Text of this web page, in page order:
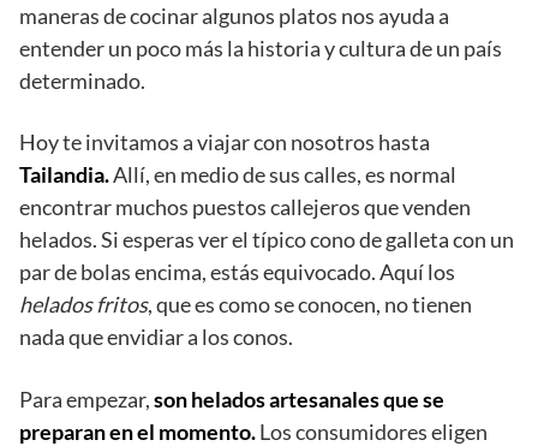
maneras de cocinar algunos platos nos ayuda a
entender un poco más la historia y cultura de un país
determinado.
Hoy te invitamos a viajar con nosotros hasta
Tailandia.Allí, en medio de sus calles, es normal
encontrar muchos puestos callejeros que venden
helados. Si esperas ver el típico cono de galleta con un
par de bolas encima, estás equivocado. Aquí los
helados fritos, que es como se conocen, no tienen
nada que envidiar a los conos.
Para empezar,son helados artesanales que se
preparan en el momento.Los consumidores eligen